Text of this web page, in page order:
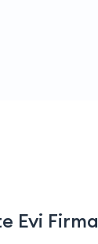
Evi Firma